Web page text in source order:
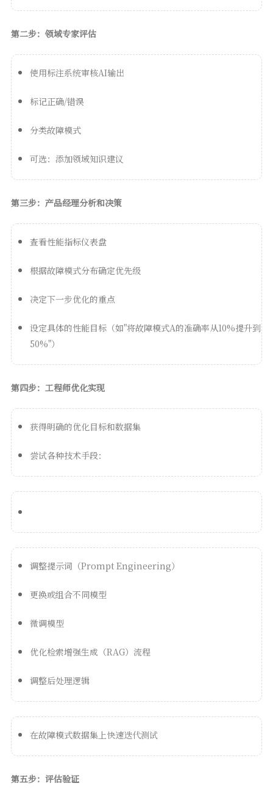
第二步：领域专家评估
使用标注系统审核AI输出
标记正确/错误
分类故障模式
可选：添加领域知识建议
第三步：产品经理分析和决策
查看性能指标仪表盘
根据故障模式分布确定优先级
决定下一步优化的重点
设定具体的性能目标（如"将故障模式A的准确率从10%提升到
50%"）
第四步：工程师优化实现
获得明确的优化目标和数据集
尝试各种技术手段：
调整提示词（Prompt Engineering）
更换或组合不同模型
微调模型
优化检索增强生成（RAG）流程
调整后处理逻辑
在故障模式数据集上快速迭代测试
第五步：评估验证